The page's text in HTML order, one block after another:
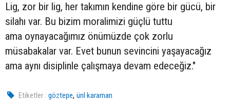
Lig, zor bir lig, her takımın kendine göre bir gücü, bir
silahı var. Bu bizim moralimizi güçlü tuttu
ama oynayacağımız önümüzde çok zorlu
müsabakalar var. Evet bunun sevincini yaşayacağız
ama aynı disiplinle çalışmaya devam edeceğiz."
Etiketler : göztepe,ünl karaman